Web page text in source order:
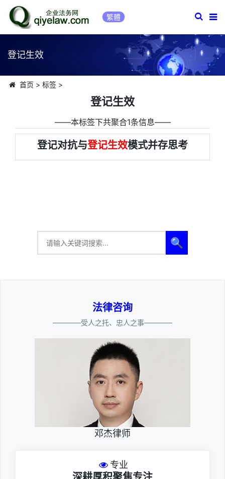
繁體
登记生效
首页 > 标签>
登记生效
――本标签下共聚合1条信息――
登记对抗与登记生效模式并存思考
🔍
法律咨询
————受人之托、忠人之事————
邓杰律师
专业